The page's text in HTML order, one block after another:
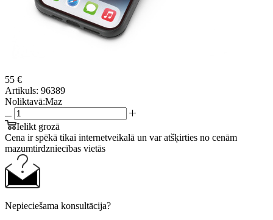
55 €
Artikuls: 96389
Noliktavā:Maz
Ielikt grozā
Cena ir spēkā tikai internetveikalā un var atšķirties no cenām
mazumtirdzniecības vietās
Nepieciešama konsultācija?